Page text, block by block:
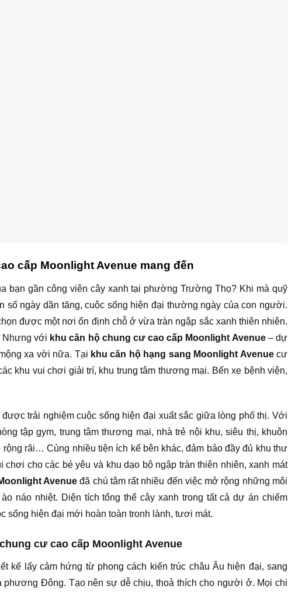
cấp Moonlight Avenue mang đến
bạn gần công viên cây xanh tại phường Trường Thọ? Khi mà quỹ
số ngày dần tăng, cuộc sống hiện đại thường ngày của con người.
được một nơi ổn định chỗ ở vừa tràn ngập sắc xanh thiên nhiên.
Nhưng với khu căn hộ chung cư cao cấp Moonlight Avenue– dự
xa vời nữa. Tại khu căn hộ hạng sang Moonlight Avenuecư
khu vui chơi giải trí, khu trung tâm thương mại. Bến xe bệnh viện,
trải nghiệm cuộc sống hiện đại xuất sắc giữa lòng phố thị. Với
tập gym, trung tâm thương mại, nhà trẻ nội khu, siêu thị, khuôn
rãi… Cùng nhiều tiện ích kế bên khác, đảm bảo đầy đủ khu thư
cho các bé yêu và khu dạo bộ ngập tràn thiên nhiên, xanh mát
Avenue đã chú tâm rất nhiều đến việc mở rộng những môi
náo nhiệt. Diện tích tổng thể cây xanh trong tất cả dự án chiếm
sống hiện đại mới hoàn toàn tronh lành, tươi mát.
cư cao cấp Moonlight Avenue
kế lấy cảm hứng từ phong cách kiến trúc châu Âu hiện đại, sang
Đông. Tạo nên sự dễ chịu, thoả thích cho người ở. Mọi chi